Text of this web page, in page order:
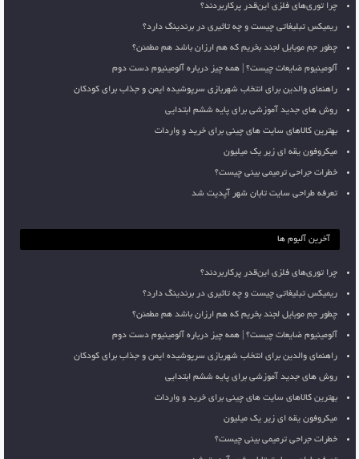
چرا توری‌های فلزی این‌قدر پرکاربردند؟
ریمیکس تبلیغاتی چیست و چه تاثیری در برندینگ دارد؟
چطور جم موبایل لجند بخریم که هم ارزان باشد هم مطمئن؟
آلومینیوم ضایعات چیست؟ | همه چیز درباره آلومینیوم دست دوم
راهنمای والدین برای انتخاب شهربازی سرپوشیده ایمن و جذاب برای کودکان
روش های جدید آموزشی برای پایه ششم ابتدایی
بهترین کالاهای سایت های چینی برای خرید و واردات
میکروفون یقه ای زیر یک میلیون
خطرات جراحی ترمیمی بینی چیست؟
تعرفه طراحی سایت تابان شهر آپدیت شد
آخرین آلبوم ها
چرا توری‌های فلزی این‌قدر پرکاربردند؟
ریمیکس تبلیغاتی چیست و چه تاثیری در برندینگ دارد؟
چطور جم موبایل لجند بخریم که هم ارزان باشد هم مطمئن؟
آلومینیوم ضایعات چیست؟ | همه چیز درباره آلومینیوم دست دوم
راهنمای والدین برای انتخاب شهربازی سرپوشیده ایمن و جذاب برای کودکان
روش های جدید آموزشی برای پایه ششم ابتدایی
بهترین کالاهای سایت های چینی برای خرید و واردات
میکروفون یقه ای زیر یک میلیون
خطرات جراحی ترمیمی بینی چیست؟